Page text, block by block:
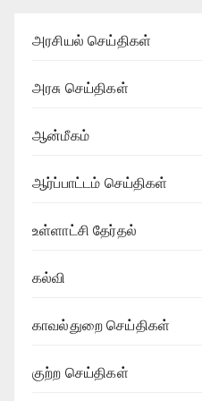
அரசியல் செய்திகள்
அரசு செய்திகள்
ஆன்மீகம்
ஆர்ப்பாட்டம் செய்திகள்
உள்ளாட்சி தேர்தல்
கல்வி
காவல்துறை செய்திகள்
குற்ற செய்திகள்